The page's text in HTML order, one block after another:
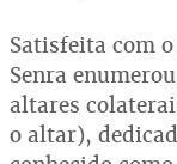
Satisfeita com
Senra
altares
o altar),